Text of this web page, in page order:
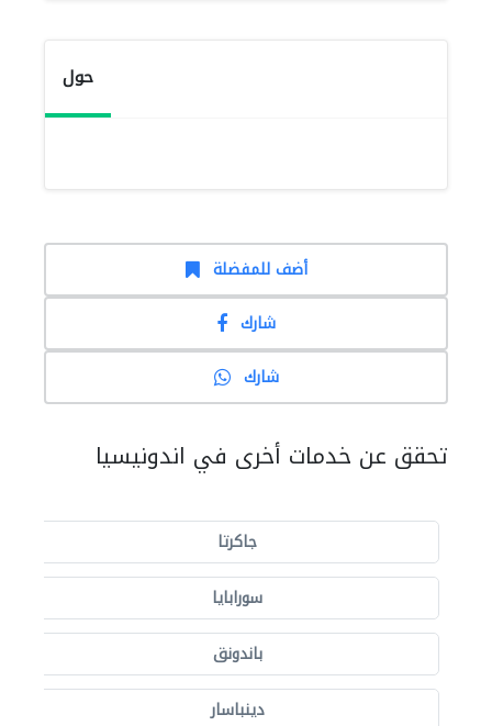
حول
أضف للمفضلة
شارك
شارك
تحقق عن خدمات أخرى في اندونيسيا
جاكرتا
سورابايا
باندونق
دينباسار